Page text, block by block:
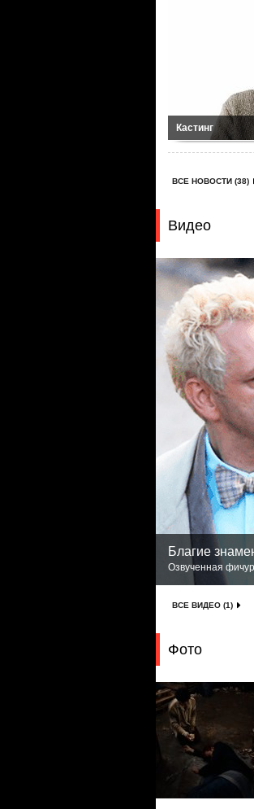
Кастинг
ВСЕ НОВОСТИ (38)
Видео
Благие
Озвученная
ВСЕ ВИДЕО (1)
Фото